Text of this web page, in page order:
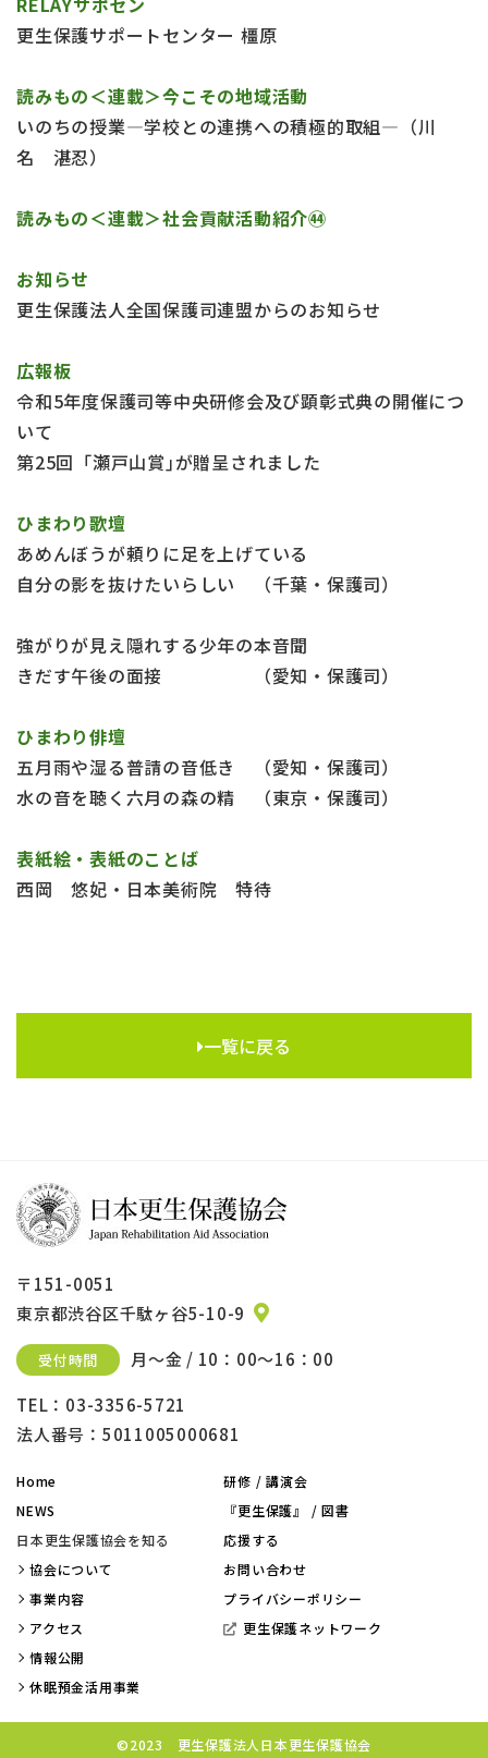
更生保護サポートセンター 橿原
読みもの＜連載＞今こその地域活動
いのちの授業―学校との連携への積極的取組―（川
名 湛忍）
読みもの＜連載＞社会貢献活動紹介㊹
お知らせ
更生保護法人全国保護司連盟からのお知らせ
広報板
令和5年度保護司等中央研修会及び顕彰式典の開催につ
いて
第25回「瀬戸山賞｣が贈呈されました
ひまわり歌壇
あめんぼうが頼りに足を上げている
自分の影を抜けたいらしい （千葉・保護司）
強がりが見え隠れする少年の本音聞
きだす午後の面接 （愛知・保護司）
ひまわり俳壇
五月雨や湿る普請の音低き （愛知・保護司）
水の音を聴く六月の森の精 （東京・保護司）
表紙絵・表紙のことば
西岡 悠妃・日本美術院 特待
一覧に戻る
〒151-0051
東京都渋谷区千駄ヶ谷5-10-9
受付時間
月～金 / 10：00～16：00
TEL：03-3356-5721
法人番号：5011005000681
Home
NEWS
日本更生保護協会を知る
協会について
事業内容
アクセス
情報公開
休眠預金活用事業
研修 / 講演会
『更生保護』 / 図書
応援する
お問い合わせ
プライバシーポリシー
更生保護ネットワーク
©2023 更生保護法人日本更生保護協会